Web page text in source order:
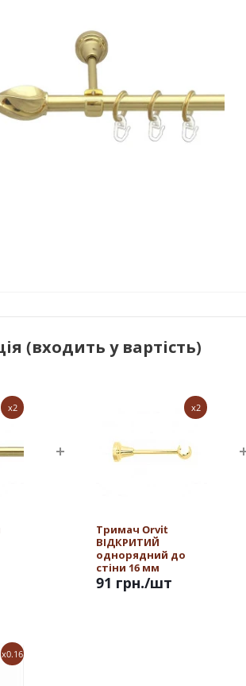
(входить у вартість)
x2 x2
Тримач Orvit
ВІДКРИТИЙ
однорядний до
стіни 16 мм
ЗОЛОТО
91 грн./шт
x0.16